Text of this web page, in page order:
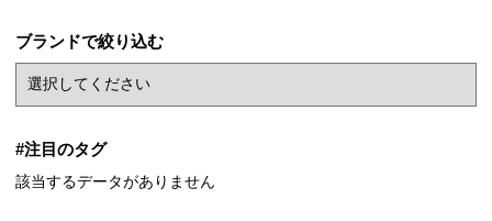
ブランドで絞り込む
#注目のタグ
該当するデータがありません